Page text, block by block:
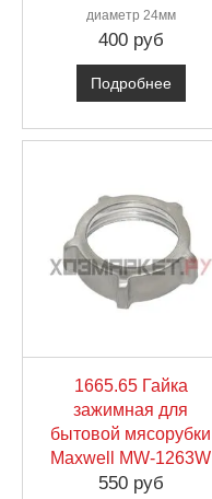
диаметр 24мм
400 руб
Подробнее
1665.65 Гайка
зажимная для
бытовой мясорубки
Maxwell MW-1263W
550 руб